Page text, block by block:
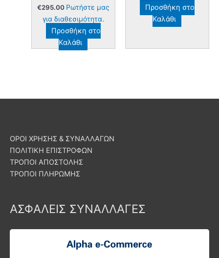
€295.00 Ρωτήστε μας
για διαθεσιμότητα.
Προσθήκη στο
Καλάθι
Προσθήκη στο
Καλάθι
ΟΡΟΙ ΧΡΗΣΗΣ & ΣΥΝΑΛΛΑΓΩΝ
ΠΟΛΙΤΙΚΗ ΕΠΙΣΤΡΟΦΩΝ
ΤΡΟΠΟΙ ΑΠΟΣΤΟΛΗΣ
ΤΡΟΠΟΙ ΠΛΗΡΩΜΗΣ
ΑΣΦΑΛΕΙΣ ΣΥΝΑΛΛΑΓΕΣ